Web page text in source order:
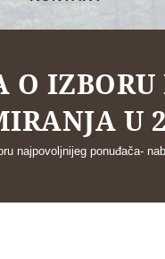
O IZBORU
U
najpovoljnijeg ponuđača-